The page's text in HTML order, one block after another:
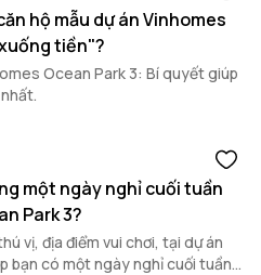
hộ mẫu dự án Vinhomes
tiền"?
Ocean Park 3: Bí quyết giúp
một ngày nghỉ cuối tuần
Park 3?
vị, địa điểm vui chơi, tại dự án
bạn có một ngày nghỉ cuối tuần